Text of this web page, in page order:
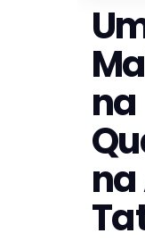
na